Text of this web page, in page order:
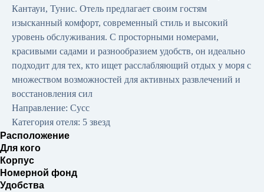
Кантауи, Тунис. Отель предлагает своим гостям
изысканный комфорт, современный стиль и высокий
уровень обслуживания. С просторными номерами,
красивыми садами и разнообразием удобств, он идеально
подходит для тех, кто ищет расслабляющий отдых у моря с
множеством возможностей для активных развлечений и
восстановления сил
Направление: Сусс
Категория отеля: 5 звезд
Расположение
Для кого
Корпус
Номерной фонд
Удобства